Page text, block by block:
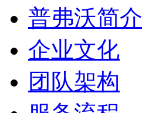
普弗沃简介
企业文化
团队架构